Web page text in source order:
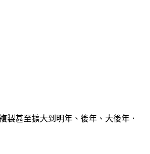
製甚至擴大到明年、後年、大後年．